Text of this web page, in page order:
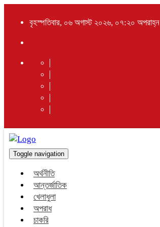
বৃহস্পতিবার, ০৬ অগাস্ট ২০২৬, ০৭:২০ অপরাহ্ন
Toggle navigation
অর্থনীতি
আন্তর্জাতিক
খেলাধুলা
অপরাধ
চাকরি